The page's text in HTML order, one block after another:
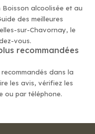
alcoolisée et au
des meilleures
sur-Chavornay, le
vous.
recommandées
dans la
les avis, vérifiez les
ou par téléphone.